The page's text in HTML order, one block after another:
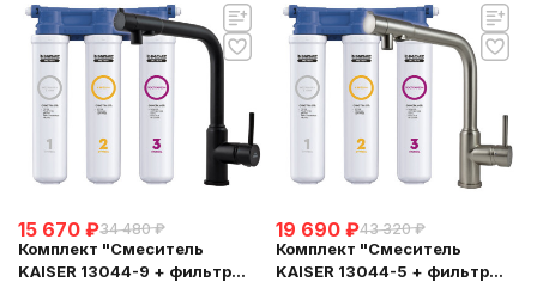
15 670 ₽34 480 ₽
Комплект "Cмеситель
KAISER 13044-9 + фильтр
19 690 ₽43 320 ₽
Комплект "Cмеситель
KAISER 13044-5 + фильтр